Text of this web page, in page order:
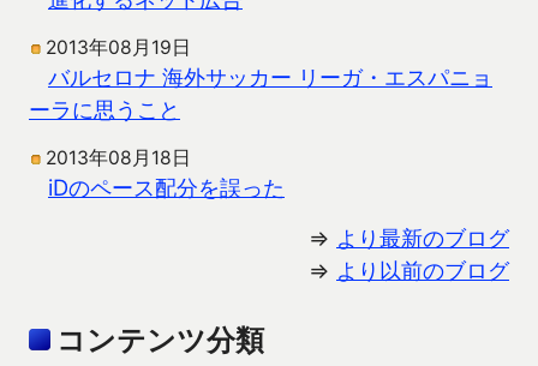
2013年08月19日
バルセロナ 海外サッカー リーガ・エスパニョ
ーラに思うこと
2013年08月18日
iDのペース配分を誤った
⇒ より最新のブログ
⇒ より以前のブログ
コンテンツ分類